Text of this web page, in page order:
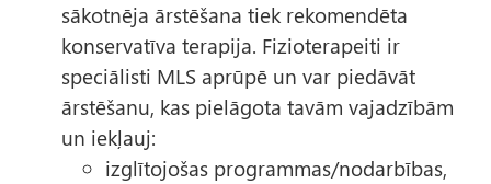
sākotnēja ārstēšana tiek rekomendēta
konservatīva terapija. Fizioterapeiti ir
speciālisti MLS aprūpē un var piedāvāt
ārstēšanu, kas pielāgota tavām vajadzībām
un iekļauj:
izglītojošas programmas/nodarbības,